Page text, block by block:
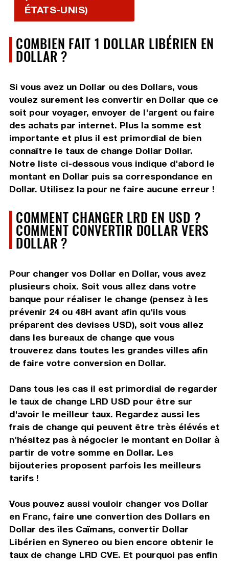
ÉTATS-UNIS)
COMBIEN FAIT 1 DOLLAR LIBÉRIEN EN
DOLLAR ?
Si vous avez un Dollar ou des Dollars, vous
voulez surement les convertir en Dollar que ce
soit pour voyager, envoyer de l'argent ou faire
des achats par internet. Plus la somme est
importante et plus il est primordial de bien
connaître le taux de change Dollar Dollar.
Notre liste ci-dessous vous indique d'abord le
montant en Dollar puis sa correspondance en
Dollar. Utilisez la pour ne faire aucune erreur !
COMMENT CHANGER LRD EN USD ?
COMMENT CONVERTIR DOLLAR VERS
DOLLAR ?
Pour changer vos Dollar en Dollar, vous avez
plusieurs choix. Soit vous allez dans votre
banque pour réaliser le change (pensez à les
prévenir 24 ou 48H avant afin qu'ils vous
préparent des devises USD), soit vous allez
dans les bureaux de change que vous
trouverez dans toutes les grandes villes afin
de faire votre conversion en Dollar.
Dans tous les cas il est primordial de regarder
le taux de change LRD USD pour être sur
d'avoir le meilleur taux. Regardez aussi les
frais de change qui peuvent être très élévés et
n'hésitez pas à négocier le montant en Dollar à
partir de votre somme en Dollar. Les
bijouteries proposent parfois les meilleurs
tarifs !
Vous pouvez aussi vouloir changer vos Dollar
en Franc, faire une convertion des Dollars en
Dollar des îles Caïmans, convertir Dollar
Libérien en Synereo ou bien encore obtenir le
taux de change LRD CVE. Et pourquoi pas enfin